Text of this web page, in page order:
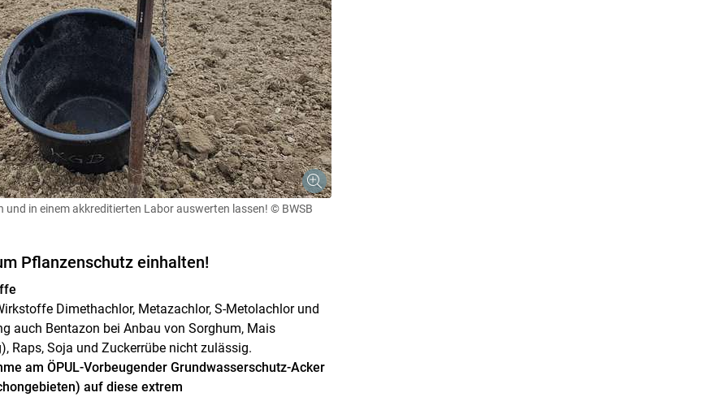
in einem akkreditierten Labor auswerten lassen! © BWSB
Pflanzenschutz einhalten!
Dimethachlor, Metazachlor, S-Metolachlor und
auch Bentazon bei Anbau von Sorghum, Mais
Raps, Soja und Zuckerrübe nicht zulässig.
am ÖPUL-Vorbeugender Grundwasserschutz-Acker
auf diese extrem